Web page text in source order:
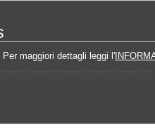
maggiori dettagli leggi l'
- La Liga 2015-2016 Calendario